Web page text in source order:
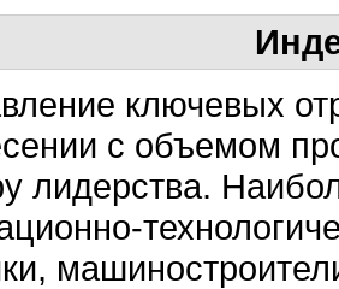
ключевых
с объемом
лидерства.